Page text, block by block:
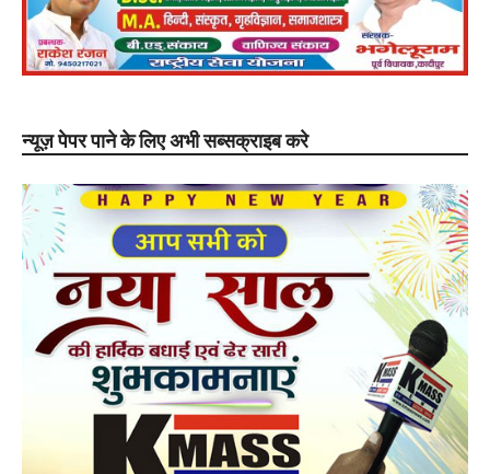
न्यूज़ पेपर पाने के लिए अभी सब्सक्राइब करे